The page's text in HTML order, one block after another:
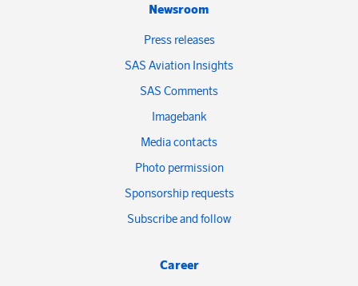
Newsroom
Press releases
SAS Aviation Insights
SAS Comments
Imagebank
Media contacts
Photo permission
Sponsorship requests
Subscribe and follow
Career